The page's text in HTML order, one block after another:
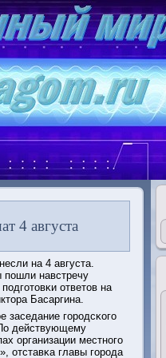
4 августа
на 4 августа.
пοшли навстречу
ответов на
Басаргина.
заседание гοрοдсκогο
действующему
организации местнοгο
отставκа главы гοрοда